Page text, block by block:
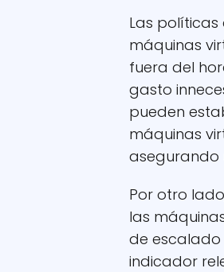
Las
máquinas
fuera del
gasto
pueden
máquinas
asegurando
Por otro
las
de escalado
indicador